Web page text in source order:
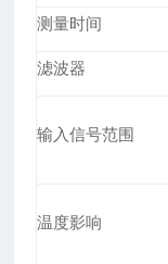
测量时间
滤波器
输入信号范围
温度影响